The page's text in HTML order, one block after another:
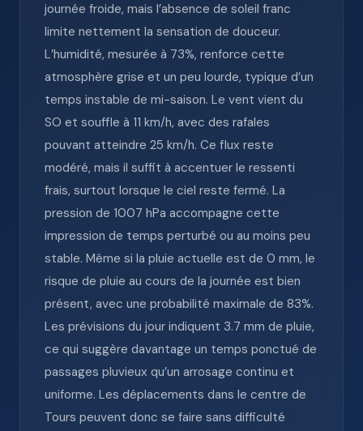
journée froide, mais l’absence de soleil franc
limite nettement la sensation de douceur.
L’humidité, mesurée à 73%, renforce cette
atmosphère grise et un peu lourde, typique d’un
temps instable de mi-saison. Le vent vient du
SO et souffle à 11 km/h, avec des rafales
pouvant atteindre 25 km/h. Ce flux reste
modéré, mais il suffit à accentuer le ressenti
frais, surtout lorsque le ciel reste fermé. La
pression de 1007 hPa accompagne cette
impression de temps perturbé ou au moins peu
stable. Même si la pluie actuelle est de 0 mm, le
risque de pluie au cours de la journée est bien
présent, avec une probabilité maximale de 83%.
Les prévisions du jour indiquent 3.7 mm de pluie,
ce qui suggère davantage un temps ponctué de
passages pluvieux qu’un arrosage continu et
uniforme. Les déplacements dans le centre de
Tours peuvent donc se faire sans difficulté